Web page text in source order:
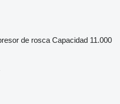
de rosca Capacidad 11.000